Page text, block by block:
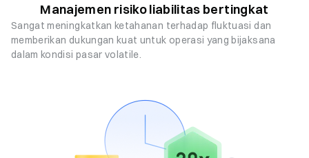
Manajemen risiko liabilitas bertingkat
Sangat meningkatkan ketahanan terhadap fluktuasi dan
memberikan dukungan kuat untuk operasi yang bijaksana
dalam kondisi pasar volatile.